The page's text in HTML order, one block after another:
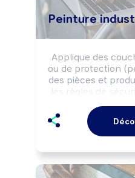
Peinture
Applique des
ou de protection
des pièces et
les règles de
Peut